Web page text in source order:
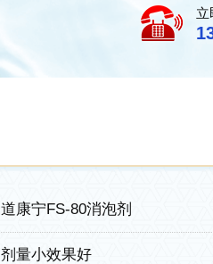
立
道康宁FS-80消泡剂
剂量小效果好